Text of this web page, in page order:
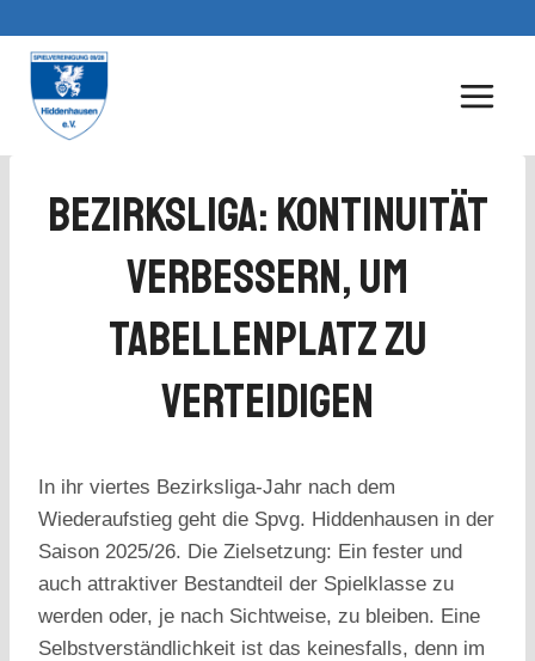
Inhalt
springen
Bezirksliga: Kontinuität
Verbessern, Um
Tabellenplatz Zu
Verteidigen
In ihr viertes Bezirksliga-Jahr nach dem
Wiederaufstieg geht die Spvg. Hiddenhausen in der
Saison 2025/26. Die Zielsetzung: Ein fester und
auch attraktiver Bestandteil der Spielklasse zu
werden oder, je nach Sichtweise, zu bleiben. Eine
Selbstverständlichkeit ist das keinesfalls, denn im